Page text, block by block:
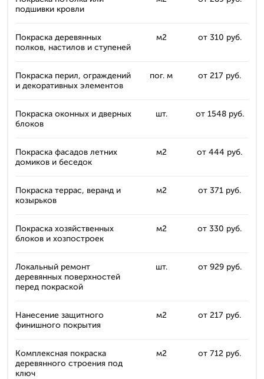
подшивки кровли
Покраска деревянных
полков, настилов и ступеней
м2 от 310 руб.
Покраска перил, ограждений
и декоративных элементов
пог. м от 217 руб.
Покраска оконных и дверных
блоков
шт. от 1548 руб.
Покраска фасадов летних
домиков и беседок
м2 от 444 руб.
Покраска террас, веранд и
козырьков
м2 от 371 руб.
Покраска хозяйственных
блоков и хозпостроек
м2 от 330 руб.
Локальный ремонт
деревянных поверхностей
перед покраской
шт. от 929 руб.
Нанесение защитного
финишного покрытия
м2 от 217 руб.
Комплексная покраска
деревянного строения под
ключ
м2 от 712 руб.